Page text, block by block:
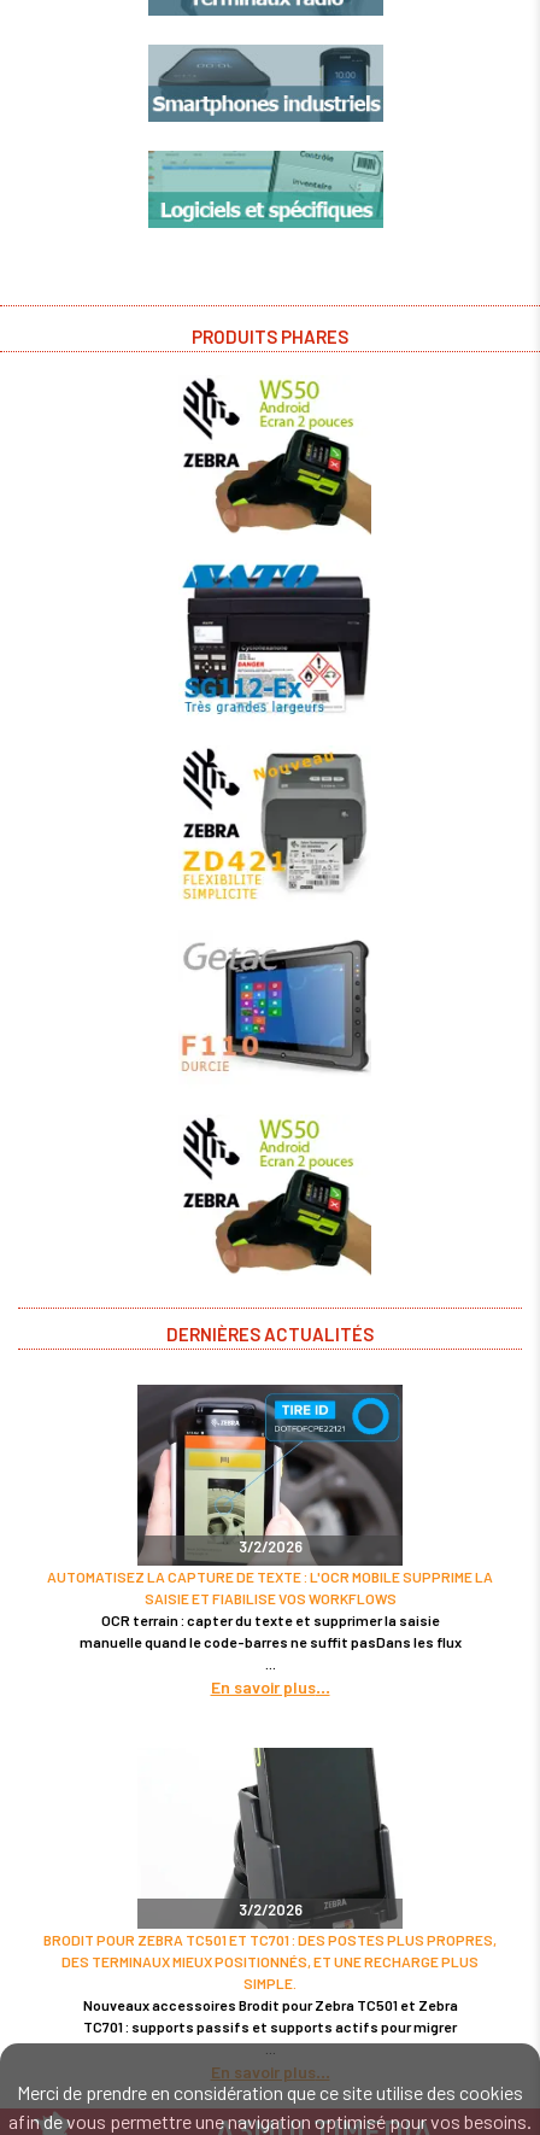
Merci de prendre en considération que ce site utilise des cookies
afin de vous permettre une navigation optimisé pour vos besoins.
PRODUITS PHARES
DERNIÈRES ACTUALITÉS
3/2/2026
AUTOMATISEZ LA CAPTURE DE TEXTE : L'OCR MOBILE SUPPRIME LA
SAISIE ET FIABILISE VOS WORKFLOWS
OCR terrain : capter du texte et supprimer la saisie
manuelle quand le code-barres ne suffit pasDans les flux
En savoir plus
3/2/2026
BRODIT POUR ZEBRA TC501 ET TC701 : DES POSTES PLUS PROPRES,
DES TERMINAUX MIEUX POSITIONNÉS, ET UNE RECHARGE PLUS
SIMPLE.
Nouveaux accessoires Brodit pour Zebra TC501 et Zebra
TC701 : supports passifs et supports actifs pour migrer
En savoir plus